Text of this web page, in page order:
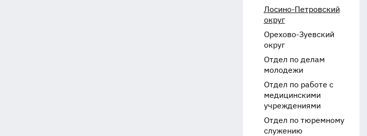
Лосино-Петровский
округ
Орехово-Зуевский
округ
Отдел по делам
молодежи
Отдел по работе с
медицинскими
учреждениями
Отдел по тюремному
служению